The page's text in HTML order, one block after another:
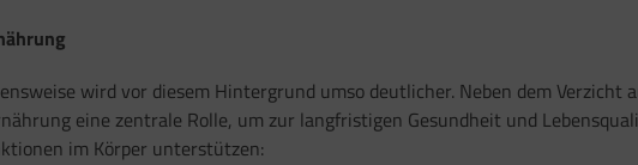
wird vor diesem Hintergrund umso deutlicher. Neben dem
eine zentrale Rolle, um zur langfristigen Gesundheit und
im Körper unterstützen: